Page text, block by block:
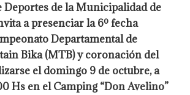
Deportes de la Municipalidad de
a presenciar la 6º fecha
Departamental de
Bika (MTB) y coronación del
el domingo 9 de octubre, a
Hs en el Camping “Don Avelino”